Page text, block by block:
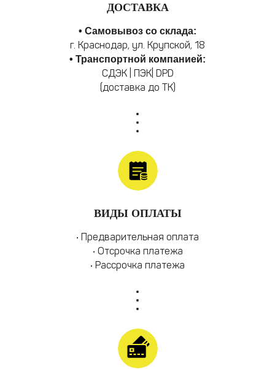
ДОСТАВКА
• Самовывоз со склада:
г. Краснодар, ул. Крупской, 18
• Транспортной компанией:
СДЭК | ПЭК| DPD
(доставка до ТК)
ВИДЫ ОПЛАТЫ
• Предварительная оплата
• Отсрочка платежа
• Рассрочка платежа